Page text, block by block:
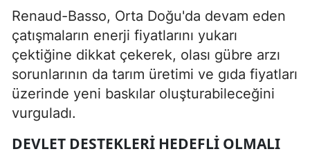
Renaud-Basso, Orta Doğu'da devam eden
çatışmaların enerji fiyatlarını yukarı
çektiğine dikkat çekerek, olası gübre arzı
sorunlarının da tarım üretimi ve gıda fiyatları
üzerinde yeni baskılar oluşturabileceğini
vurguladı.
DEVLET DESTEKLERI HEDEFLI OLMALI